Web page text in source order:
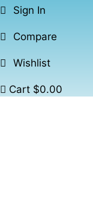
Sign In
Compare
Wishlist
Cart $0.00